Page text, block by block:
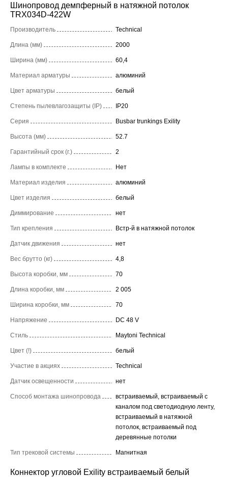
Шинопровод демпферный в натяжной потолок
TRX034D-422W
Производитель Technical
Длина (мм) 2000
Ширина (мм) 60,4
Материал арматуры алюминий
Цвет арматуры белый
Степень пылевлагозащиты (IP) IP20
Серия Busbar trunkings Exility
Высота (мм) 52.7
Гарантийный срок (г.) 2
Лампы в комплекте Нет
Материал изделия алюминий
Цвет изделия белый
Диммирование нет
Тип крепления Встр-й в натяжной потолок
Датчик движения нет
Вес брутто (кг) 4,8
Высота коробки, мм 70
Длина коробки, мм 2 005
Ширина коробки, мм 70
Напряжение DC 48 V
Стиль Maytoni Technical
Цвет (!) белый
Участие в акциях Technical
Датчик освещенности нет
Способ монтажа шинопровода
встраиваемый, встраиваемый с
каналом под светодиодную ленту,
встраиваемый в натяжной
потолок, встраиваемый под
деревянные потолки
Тип трековой системы Магнитная
Коннектор угловой Exility встраиваемый белый